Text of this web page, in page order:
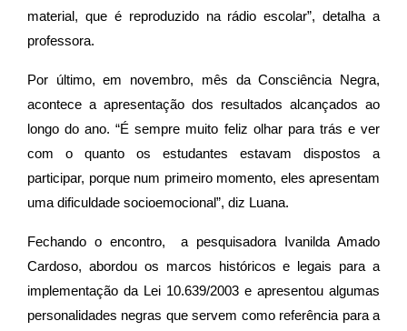
material, que é reproduzido na rádio escolar”, detalha a
professora.
Por último, em novembro, mês da Consciência Negra,
acontece a apresentação dos resultados alcançados ao
longo do ano. “É sempre muito feliz olhar para trás e ver
com o quanto os estudantes estavam dispostos a
participar, porque num primeiro momento, eles apresentam
uma dificuldade socioemocional”, diz Luana.
Fechando o encontro, a pesquisadora Ivanilda Amado
Cardoso, abordou os marcos históricos e legais para a
implementação da Lei 10.639/2003 e apresentou algumas
personalidades negras que servem como referência para a